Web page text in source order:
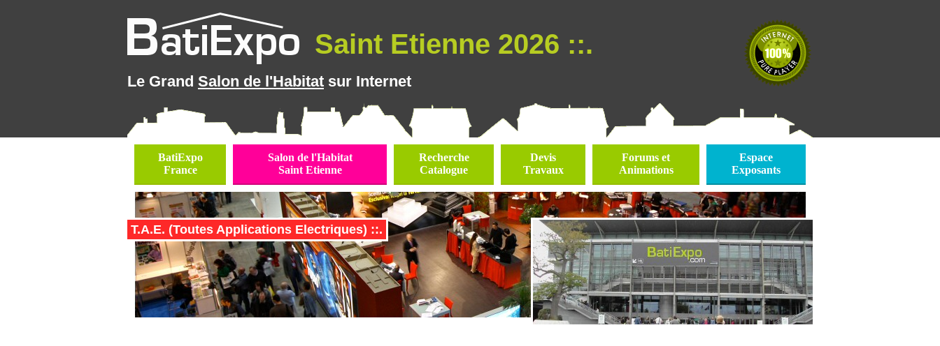
Saint Etienne 2026 ::.
Le Grand Salon de l'Habitat sur Internet
BatiExpo
France
Salon de l'Habitat
Saint Etienne
Recherche
Catalogue
Devis
Travaux
Forums et
Animations
Espace
Exposants
T.A.E. (Toutes Applications Electriques) ::.